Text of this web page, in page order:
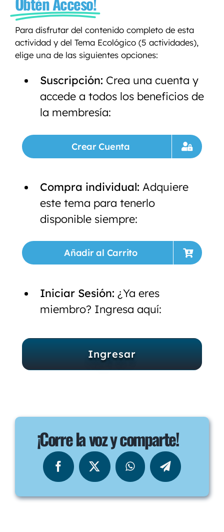
Para disfrutar del contenido completo de esta
actividad y del Tema Ecológico (5 actividades),
elige una de las siguientes opciones:
Suscripción: Crea una cuenta y
accede a todos los beneficios de
la membresía:
Crear Cuenta
Compra individual: Adquiere
este tema para tenerlo
disponible siempre:
Añadir al Carrito
Iniciar Sesión: ¿Ya eres
miembro? Ingresa aquí:
Ingresar
¡Corre la voz y comparte!